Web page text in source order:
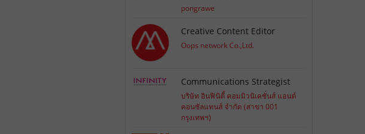
pongrawe
Creative Content Editor
Oops network Co.,Ltd.
Communications Strategist
บริษัท อินฟินิตี้ คอมมิวนิเคชั่นส์ แอนด์
คอนซัลแทนส์ จำกัด (สาขา 001
กรุงเทพฯ)